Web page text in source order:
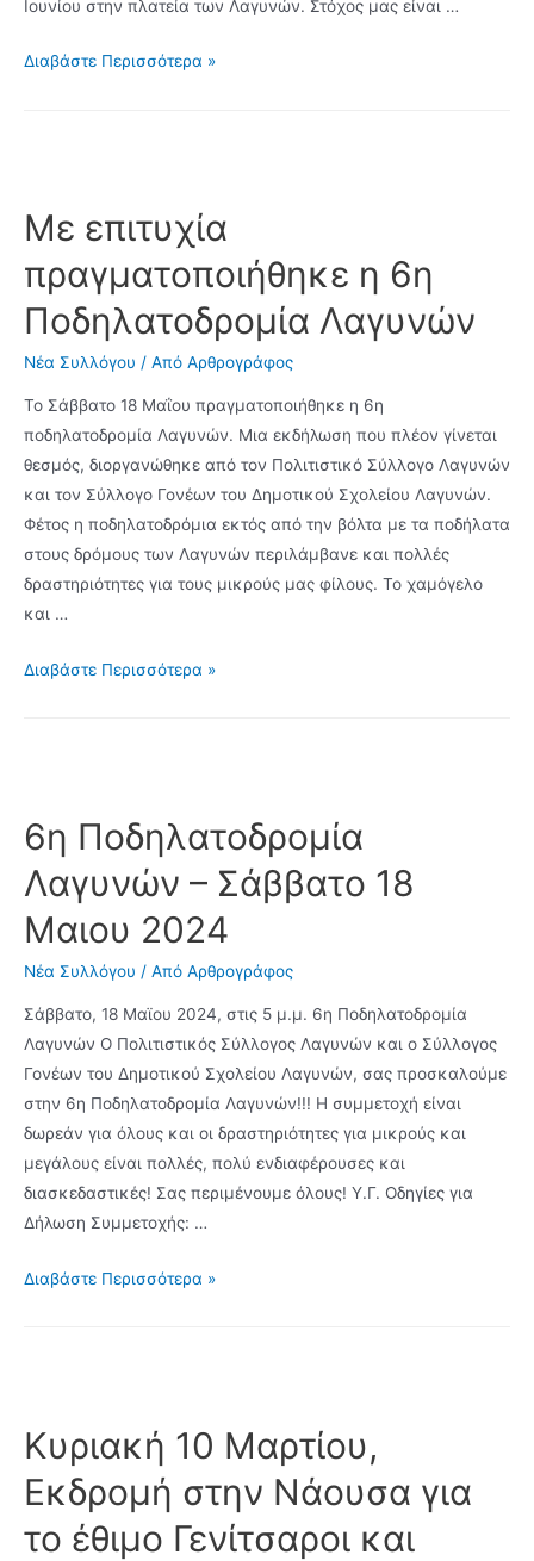
Ιουνίου στην πλατεία των Λαγυνών. Στόχος μας είναι …
Μάγεψε
σε
μια
κατάμεστη
πλατεία
Λαγυνών
Διαβάστε Περισσότερα »
Με επιτυχία
πραγματοποιήθηκε η 6η
Ποδηλατοδρομία Λαγυνών
Νέα Συλλόγου / Από Αρθρογράφος
Το Σάββατο 18 Μαΐου πραγματοποιήθηκε η 6η
ποδηλατοδρομία Λαγυνών. Μια εκδήλωση που πλέον γίνεται
θεσμός, διοργανώθηκε από τον Πολιτιστικό Σύλλογο Λαγυνών
και τον Σύλλογο Γονέων του Δημοτικού Σχολείου Λαγυνών.
Φέτος η ποδηλατοδρόμια εκτός από την βόλτα με τα ποδήλατα
στους δρόμους των Λαγυνών περιλάμβανε και πολλές
δραστηριότητες για τους μικρούς μας φίλους. Το χαμόγελο
και …
Με
Λαγυνών
Διαβάστε Περισσότερα »
6η Ποδηλατοδρομία
Λαγυνών – Σάββατο 18
Μαιου 2024
Νέα Συλλόγου / Από Αρθρογράφος
Σάββατο, 18 Μαϊου 2024, στις 5 μ.μ. 6η Ποδηλατοδρομία
Λαγυνών Ο Πολιτιστικός Σύλλογος Λαγυνών και ο Σύλλογος
Γονέων του Δημοτικού Σχολείου Λαγυνών, σας προσκαλούμε
στην 6η Ποδηλατοδρομία Λαγυνών!!! Η συμμετοχή είναι
δωρεάν για όλους και οι δραστηριότητες για μικρούς και
μεγάλους είναι πολλές, πολύ ενδιαφέρουσες και
διασκεδαστικές! Σας περιμένουμε όλους! Υ.Γ. Οδηγίες για
Δήλωση Συμμετοχής: …
6η
Μαιου
2024
Διαβάστε Περισσότερα »
Κυριακή 10 Μαρτίου,
Εκδρομή στην Νάουσα για
το έθιμο Γενίτσαροι και